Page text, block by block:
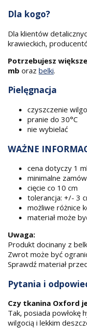
Dla kogo?
Dla klientów
krawieckich,
Potrzebujesz
mb oraz belki.
Pielęgnacja
czyszczenie
pranie do 30°C
nie wybielać
WAŻNE
cena dotyczy 1
minimalne
cięcie co 10 cm
tolerancja: +/- 3
możliwe różnice
materiał może
Uwaga:
Produkt docinany z
Zwrot może być
Sprawdź materiał
Pytania i
Czy tkanina Oxford
Tak, posiada powłokę
wilgocią i lekkim